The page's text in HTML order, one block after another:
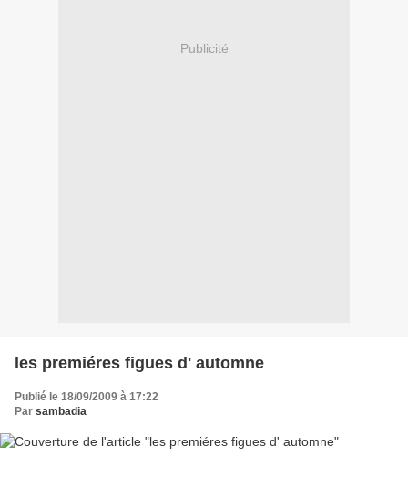
Publicité
les premiéres figues d' automne
Publié le 18/09/2009 à 17:22
Par sambadia